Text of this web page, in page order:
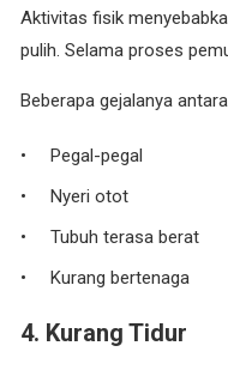
Aktivitas fisik
pulih. Selama proses
Beberapa gejalanya
Pegal-pegal
Nyeri otot
Tubuh terasa berat
Kurang bertenaga
4. Kurang Tidur